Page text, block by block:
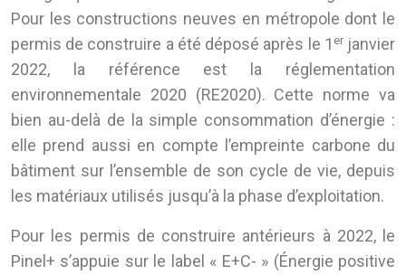
Pour les constructions neuves en métropole dont le
permis de construire a été déposé après le 1 erjanvier
2022, la référence est la réglementation
environnementale 2020 (RE2020). Cette norme va
bien au-delà de la simple consommation d’énergie :
elle prend aussi en compte l’empreinte carbone du
bâtiment sur l’ensemble de son cycle de vie, depuis
les matériaux utilisés jusqu’à la phase d’exploitation.
Pour les permis de construire antérieurs à 2022, le
Pinel+ s’appuie sur le label « E+C- » (Énergie positive